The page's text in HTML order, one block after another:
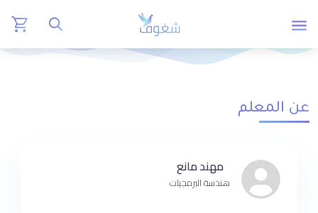
عن المعلم
مهند مانع
هندسة البرمجيات